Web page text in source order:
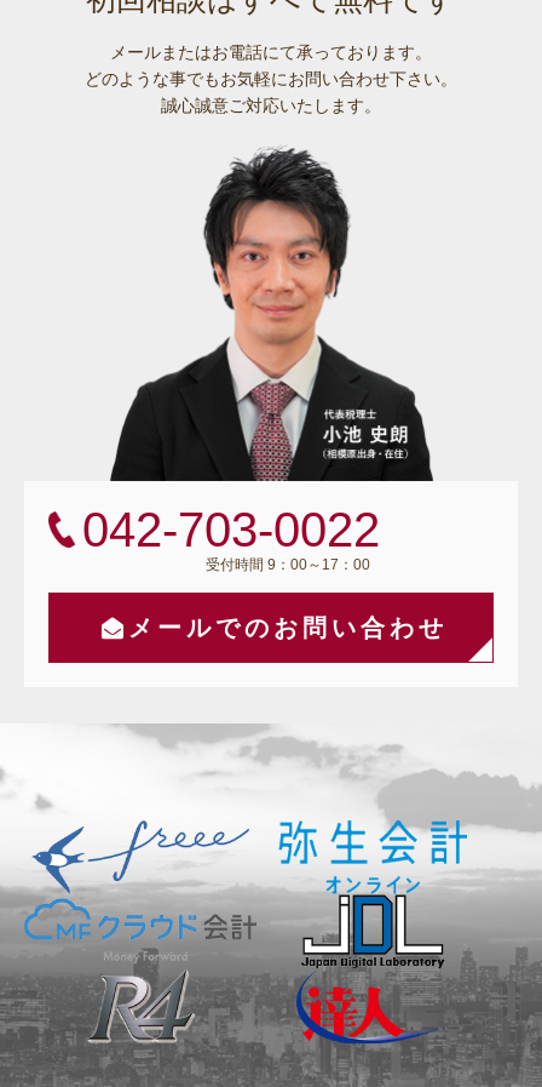
メールまたはお電話にて承っております。
どのような事でもお気軽にお問い合わせ下さい。
誠心誠意ご対応いたします。
042-703-0022
受付時間 9：00～17：00
メールでのお問い合わせ